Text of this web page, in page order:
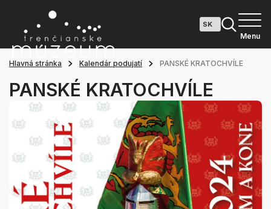
Menu
Hlavná stránka Kalendár podujatí PANSKÉ KRATOCHVÍLE
PANSKÉ KRATOCHVÍLE